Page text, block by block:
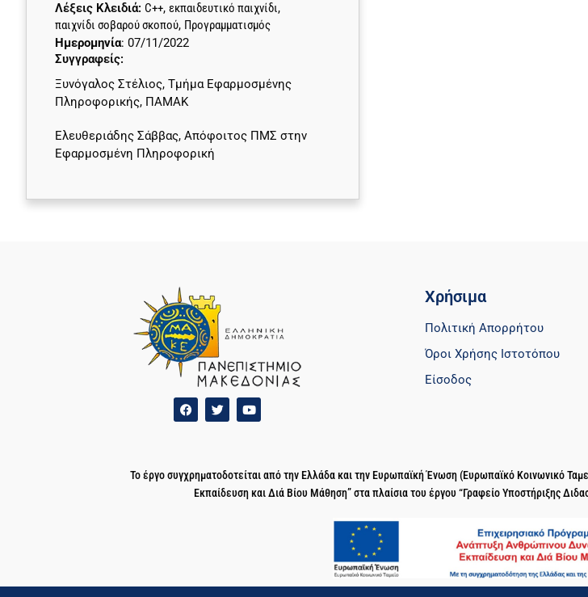
Λέξεις Κλειδιά: C++, εκπαιδευτικό παιχνίδι,
παιχνίδι σοβαρού σκοπού, Προγραμματισμός
Ημερομηνία: 07/11/2022
Συγγραφείς:
Ξυνόγαλος Στέλιος, Τμήμα Εφαρμοσμένης
Πληροφορικής, ΠΑΜΑΚ
Ελευθεριάδης Σάββας, Απόφοιτος ΠΜΣ στην
Εφαρμοσμένη Πληροφορική
Χρήσιμα
Πολιτική Απορρήτου
Όροι Χρήσης Ιστοτόπου
Είσοδος
Το έργο συγχρηματοδοτείται από την Ελλάδα και την Ευρωπαϊκή Ένωση (Ευρωπαϊκό Κοινωνικό
Εκπαίδευση και Διά Βίου Μάθηση” στα πλαίσια του έργου “Γραφείο Υποστήριξης